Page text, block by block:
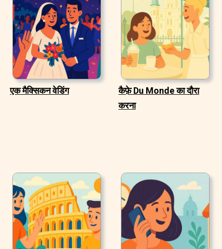
एक मैक्सिकन वेडिंग
कैफ़े Du Monde का दौरा
करना